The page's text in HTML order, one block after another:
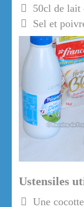
50cl de lait
Sel et
Ustensiles
Une